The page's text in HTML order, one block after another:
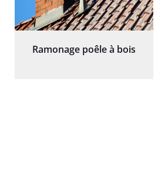
Ramonage poêle à bois